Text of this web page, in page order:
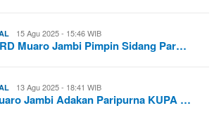
15 Agu 2025 - 15:46 WIB
Muaro Jambi Pimpin Sidang Par…
13 Agu 2025 - 18:41 WIB
Jambi Adakan Paripurna KUPA …